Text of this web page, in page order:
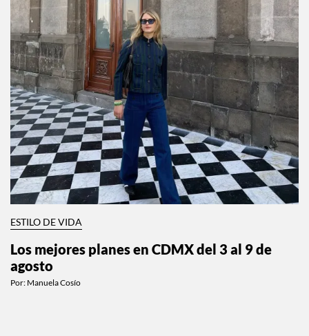
ESTILO DE VIDA
Los mejores planes en CDMX del 3 al 9 de
agosto
Por: Manuela Cosío